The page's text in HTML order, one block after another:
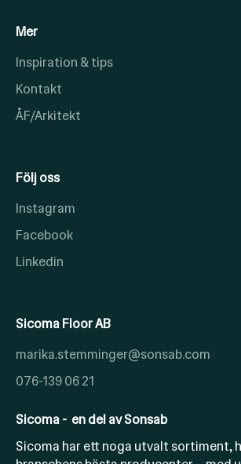
Mer
Inspiration & tips
Kontakt
ÅF/Arkitekt
Följ oss
Instagram
Facebook
Linkedin
Sicoma Floor AB
marika.stemminger@sonsab.com
076-139 06 21
Sicoma - en del av Sonsab
Sicoma har ett noga utvalt sortiment,